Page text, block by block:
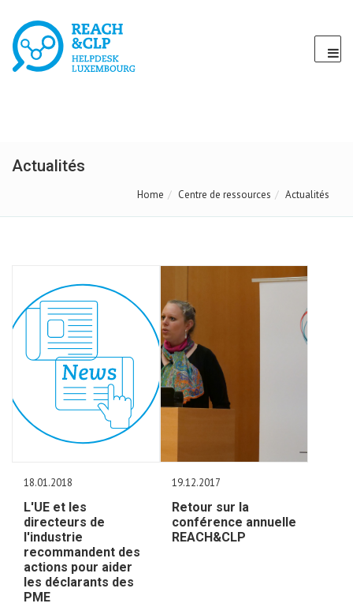
Actualités
Home Centre de ressources Actualités
18.01.2018
L'UE et les
directeurs de
l'industrie
recommandent des
actions pour aider
les déclarants des
PME
19.12.2017
Retour sur la
conférence annuelle
REACH&CLP